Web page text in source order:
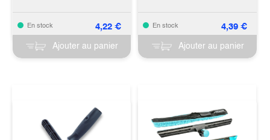
En stock 4,22€
Ajouter au panier
En stock 4,39€
Ajouter au panier